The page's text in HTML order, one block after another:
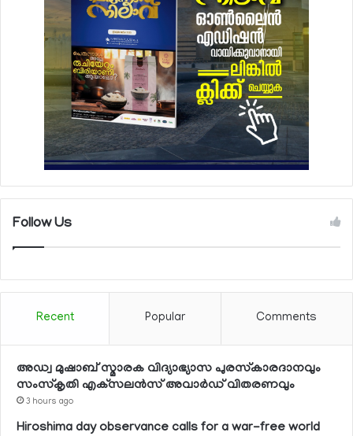
Follow Us
Recent Popular Comments
അഡ്വ മുഷാബ് സ്മാരക വിദ്യാഭ്യാസ പുരസ്‌കാരദാനവും
സംസ്‌കൃതി എക്‌സലന്‍സ് അവാര്‍ഡ് വിതരണവും
3 hours ago
Hiroshima day observance calls for a war-free world